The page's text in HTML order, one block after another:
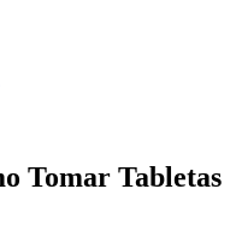
Tomar Tabletas